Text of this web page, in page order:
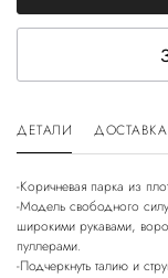
ДЕТАЛИ
-Коричневая парка из
-Модель свободного
широкими рукавами,
пуллерами.
-Подчеркнуть талию и